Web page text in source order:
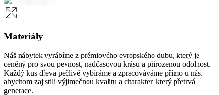
Materiály
Náš nábytek vyrábíme z prémiového evropského dubu, který je
ceněný pro svou pevnost, nadčasovou krásu a přirozenou odolnost.
Každý kus dřeva pečlivě vybíráme a zpracováváme přímo u nás,
abychom zajistili výjimečnou kvalitu a charakter, který přetrvá
generace.